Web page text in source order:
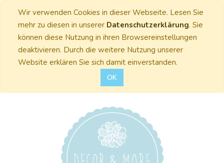
Wir verwenden Cookies in dieser Webseite. Lesen Sie
mehr zu diesen in unserer Datenschutzerklärung. Sie
können diese Nutzung in ihren Browsereinstellungen
deaktivieren. Durch die weitere Nutzung unserer
Website erklären Sie sich damit einverstanden.
OK